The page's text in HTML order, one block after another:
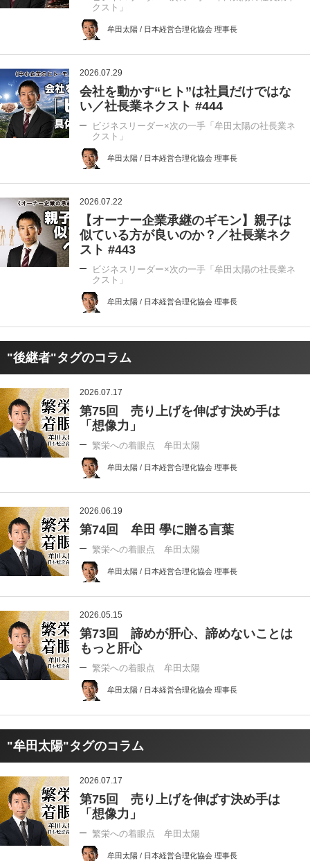
クスト」
牟田太陽 / 日本経営合理化協会 理事長
2026.07.29
会社を動かす“ヒト”は社員だけではな
い／社長業ネクスト #444
ビジネスリーダー×次の一手「牟田太陽の社長業ネ
クスト」
牟田太陽 / 日本経営合理化協会 理事長
2026.07.22
【オーナー企業承継のギモン】親子は
似ている方が良いのか？／社長業ネク
スト #443
ビジネスリーダー×次の一手「牟田太陽の社長業ネ
クスト」
牟田太陽 / 日本経営合理化協会 理事長
"後継者"タグのコラム
2026.07.17
第75回 売り上げを伸ばす決め手は
「想像力」
繁栄への着眼点 牟田太陽
牟田太陽 / 日本経営合理化協会 理事長
2026.06.19
第74回 牟田 學に贈る言葉
繁栄への着眼点 牟田太陽
牟田太陽 / 日本経営合理化協会 理事長
2026.05.15
第73回 諦めが肝心、諦めないことは
もっと肝心
繁栄への着眼点 牟田太陽
牟田太陽 / 日本経営合理化協会 理事長
"牟田太陽"タグのコラム
2026.07.17
第75回 売り上げを伸ばす決め手は
「想像力」
繁栄への着眼点 牟田太陽
牟田太陽 / 日本経営合理化協会 理事長